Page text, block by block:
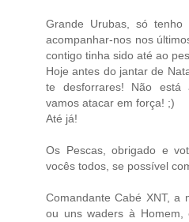
Grande Urubas, só
acompanhar-nos nos
contigo tinha sido até ao
Hoje antes do jantar de
te desforrares! Não está
vamos atacar em força! ;)
Até já!
Os Pescas, obrigado e
vocês todos, se possível
Comandante Cabé XNT, a
ou uns waders à